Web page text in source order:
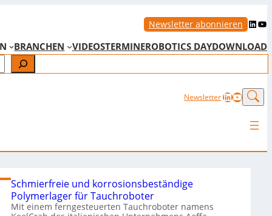
Newsletter abonnieren LinkedIn YouTube
BRANCHEN VIDEOSTERMINEROBOTICS DAYDOWNLOAD
NewsletterLinkedIn
Schmierfreie und korrosionsbeständige
Polymerlager für Tauchroboter
Mit einem ferngesteuerten Tauchroboter namens